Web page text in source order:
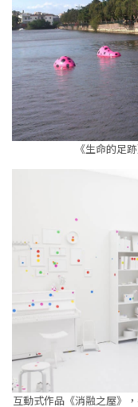
《生命的足
互動式作品《消融之屋》